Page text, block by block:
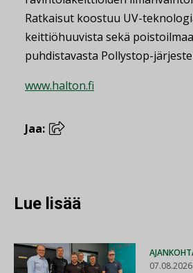
Ratkaisut koostuu UV-
keittiöhuuvista sekä
puhdistavasta Pollystop-
www.halton.fi
Jaa:
Lue lisää
07.08.2026